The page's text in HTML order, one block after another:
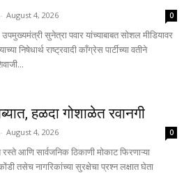
- August 4, 2026 0
सुनेत्रा पवार यांच्याबाबत सोशल मीडियावर
निषेधार्थ राष्ट्रवादी काँग्रेस पार्टीच्या वतीने
हळदा गोशाळेत रवानगी
- August 4, 2026 0
रस्ते आणि सार्वजनिक ठिकाणी मोकाट फिरणाऱ्या
तसेच नागरिकांच्या सुरक्षेचा प्रश्न लक्षात घेता